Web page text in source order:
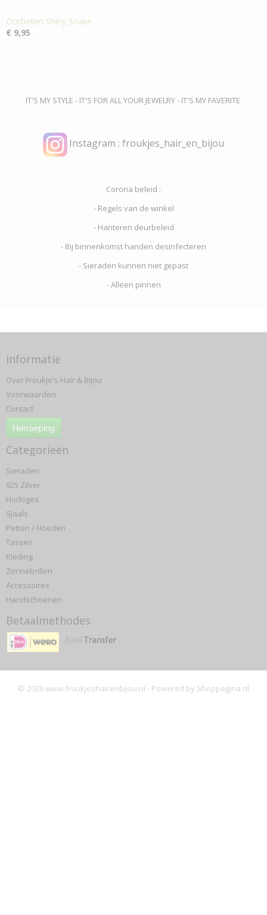
Oorbellen Shiny Snake
€ 9,95
IT'S MY STYLE - IT'S FOR ALL YOUR JEWELRY - IT'S MY FAVERITE
Instagram : froukjes_hair_en_bijou
Corona beleid :
- Regels van de winkel
- Hanteren deurbeleid
- Bij binnenkomst handen desinfecteren
- Sieraden kunnen niet gepast
- Alleen pinnen
Informatie
Over Froukje's Hair & Bijou
Voorwaarden
Contact
Herroeping
Categorieën
Sieraden
925 Zilver
Horloges
Sjaals
Petten / Hoeden
Tassen
Kleding
Zonnebrillen
Accessoires
Handschoenen
Betaalmethodes
© 2026 www.froukjeshairenbijou.nl - Powered by Shoppagina.nl